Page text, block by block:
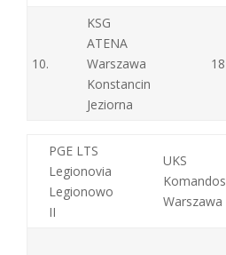
10.
KSG
ATENA
Warszawa
Konstancin
Jeziorna
18
PGE LTS
Legionovia
Legionowo
II
UKS
Komandos
Warszawa